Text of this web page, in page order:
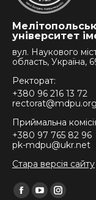
університет
вул. Наукового
область, Україна,
Ректорат:
+380 96 216 13 72
Приймальна
+380 97 765 82 96
pk-mdpu@ukr.net
Стара версія сайту
Find us on:
Facebook
YouTubeInstagram